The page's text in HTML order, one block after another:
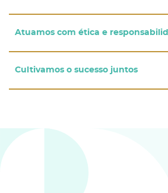
Atuamos com ética e
Cultivamos o sucesso juntos